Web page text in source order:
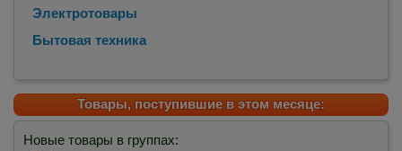
Электротовары
Бытовая техника
Товары, поступившие в этом месяце:
Новые товары в группах: